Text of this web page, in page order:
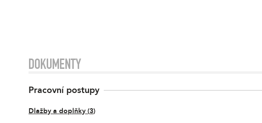
DOKUMENTY
Pracovní postupy
Dlažby a doplňky (3)